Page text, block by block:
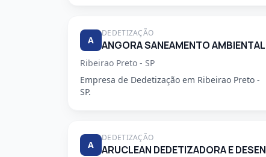
A
DEDETIZAÇÃO
ANGORA SANEAMENTO AMBIENTAL
Ribeirao Preto - SP
Empresa de Dedetização em Ribeirao Preto -
SP.
A
DEDETIZAÇÃO